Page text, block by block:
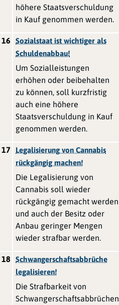
höhere Staatsverschuldung
in Kauf genommen werden.
16
Sozialstaat ist wichtiger als
Schuldenabbau!
Um Sozialleistungen
erhöhen oder beibehalten
zu können, soll kurzfristig
auch eine höhere
Staatsverschuldung in Kauf
genommen werden.
17
Legalisierung von Cannabis
rückgängig machen!
Die Legalisierung von
Cannabis soll wieder
rückgängig gemacht werden
und auch der Besitz oder
Anbau geringer Mengen
wieder strafbar werden.
18
Schwangerschaftsabbrüche
legalisieren!
Die Strafbarkeit von
Schwangerschaftsabbrüchen